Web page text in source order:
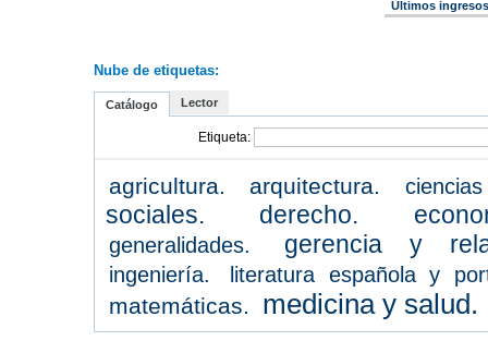
Últimos ingresos
Nube de etiquetas:
Catálogo Lector
Etiqueta:
agricultura. arquitectura.
sociales. derecho.
generalidades. gerencia y
ingeniería. literatura española y
matemáticas. medicina y salud.